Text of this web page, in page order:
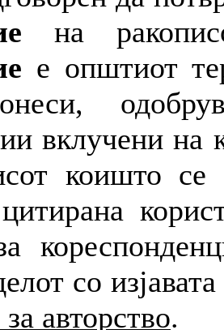
на
е општиот
вклучени на
коишто се
со
авторство.